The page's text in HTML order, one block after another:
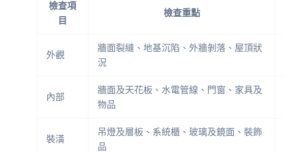
檢查項
目
檢查重點
外觀
牆面裂縫、地基沉陷、外牆剝落、屋頂狀
況
內部
牆面及天花板、水電管線、門窗、家具及
物品
裝潢
吊燈及層板、系統櫃、玻璃及鏡面、裝飾
品